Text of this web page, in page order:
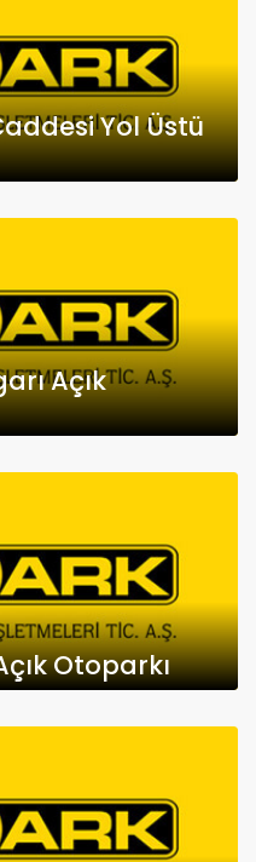
Yol Üstü
Açık
Otoparkı